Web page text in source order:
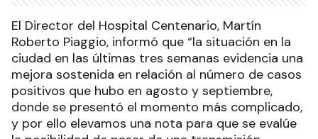
El Director del Hospital Centenario, Martín
Roberto Piaggio, informó que “la situación en la
ciudad en las últimas tres semanas evidencia una
mejora sostenida en relación al número de casos
positivos que hubo en agosto y septiembre,
donde se presentó el momento más complicado,
y por ello elevamos una nota para que se evalúe